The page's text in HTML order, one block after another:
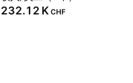
‪232.12 K‬ CHF